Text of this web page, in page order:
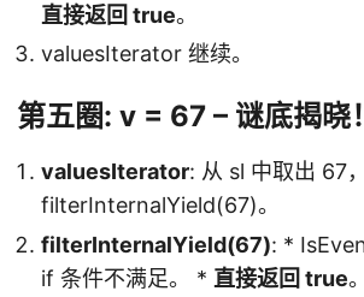
直接返回 true。
valuesIterator 继续。
第五圈: v = 67 – 谜底揭晓！
valuesIterator: 从 sl 中取出 67
filterInternalYield(67)。
filterInternalYield(67): *
if 条件不满足。 * 直接返回 true。